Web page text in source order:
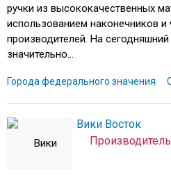
ручки из высококачественных
использованием наконечников
производителей. На
значительно...
Города федерального значения
Вики Восток
Производитель